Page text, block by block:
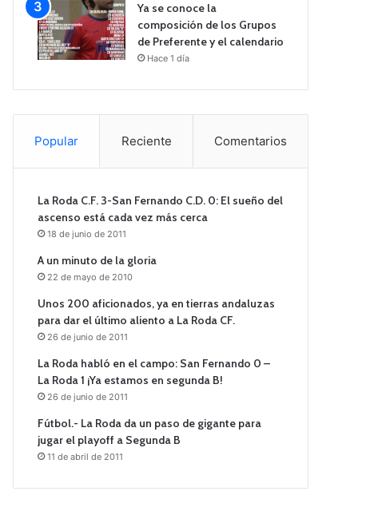
Ya se conoce la
composición de los Grupos
de Preferente y el calendario
Hace 1 día
Popular Reciente Comentarios
La Roda C.F. 3-San Fernando C.D. 0: El sueño del
ascenso está cada vez más cerca
18 de junio de 2011
A un minuto de la gloria
22 de mayo de 2010
Unos 200 aficionados, ya en tierras andaluzas
para dar el último aliento a La Roda CF.
26 de junio de 2011
La Roda habló en el campo: San Fernando 0 –
La Roda 1 ¡Ya estamos en segunda B!
26 de junio de 2011
Fútbol.- La Roda da un paso de gigante para
jugar el playoff a Segunda B
11 de abril de 2011